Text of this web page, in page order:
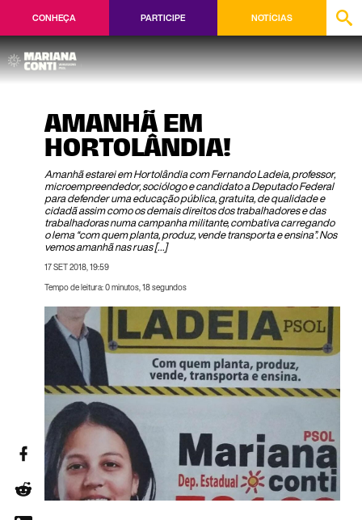
CONHEÇA PARTICIPE NOTÍCIAS
AMANHÃ EM
HORTOLÂNDIA!
Amanhã estarei em Hortolândia com Fernando Ladeia, professor,
microempreendedor, sociólogo e candidato a Deputado Federal
para defender uma educação pública, gratuita, de qualidade e
cidadã assim como os demais direitos dos trabalhadores e das
trabalhadoras numa campanha militante, combativa carregando
o lema “com quem planta, produz, vende transporta e ensina”. Nos
vemos amanhã nas ruas […]
17 SET 2018, 19:59
Tempo de leitura: 0 minutos, 18 segundos